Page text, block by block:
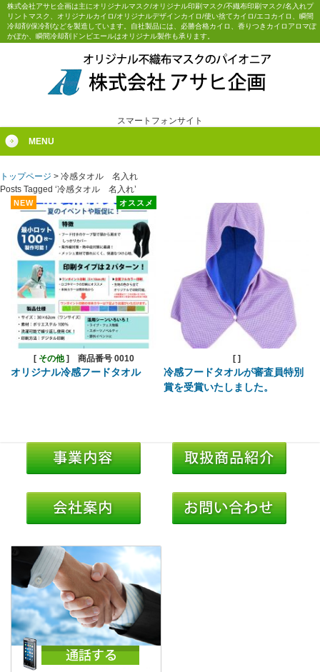
株式会社アサヒ企画は主にオリジナルマスク/オリジナル印刷マスク/不織布印刷マスク/名入れプ
リントマスク、オリジナルカイロ/オリジナルデザインカイロ/使い捨てカイロ/エコカイロ、瞬間
冷却剤/保冷剤などを製造しています。自社製品には、必勝合格カイロ、香りつきカイロアロマぽ
かぽか、瞬間冷却剤ドンピエールはオリジナル製作も承ります。
スマートフォンサイト
MENU
トップページ > 冷感タオル 名入れ
Posts Tagged ‘冷感タオル 名入れ’
NEW オススメ
[ その他] 商品番号 0010
オリジナル冷感フードタオル
[ ]
冷感フードタオルが審査員特別
賞を受賞いたしました。